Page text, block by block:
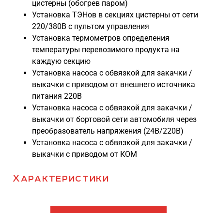
цистерны (обогрев паром)
Установка ТЭНов в секциях цистерны от сети
220/380В с пультом управления
Установка термометров определения
температуры перевозимого продукта на
каждую секцию
Установка насоса с обвязкой для закачки /
выкачки с приводом от внешнего источника
питания 220В
Установка насоса с обвязкой для закачки /
выкачки от бортовой сети автомобиля через
преобразователь напряжения (24В/220В)
Установка насоса с обвязкой для закачки /
выкачки с приводом от КОМ
Характеристики